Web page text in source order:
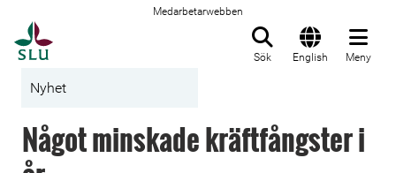
Medarbetarwebben
Sök English Meny
Nyhet
Något minskade kräftfångster i